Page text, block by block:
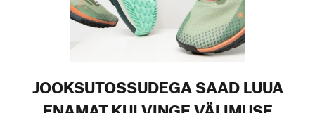
JOOKSUTOSSUDEGA SAAD LUUA